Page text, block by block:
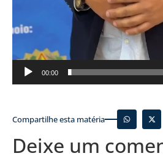
00:00
Compartilhe esta matéria
Deixe um